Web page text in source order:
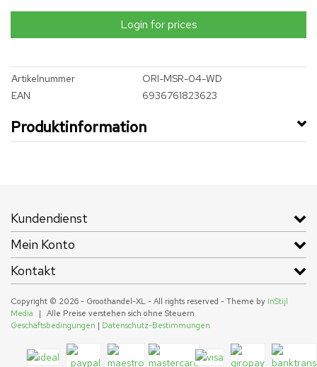
Login for prices
Artikelnummer
ORI-MSR-04-WD
EAN
6936761823623
Produktinformation
Kundendienst
Mein Konto
Kontakt
Copyright © 2026 - Groothandel-XL - All rights reserved - Theme by InStijl
Media
|
Alle Preise verstehen sich ohne Steuern
Geschäftsbedingungen | Datenschutz-Bestimmungen